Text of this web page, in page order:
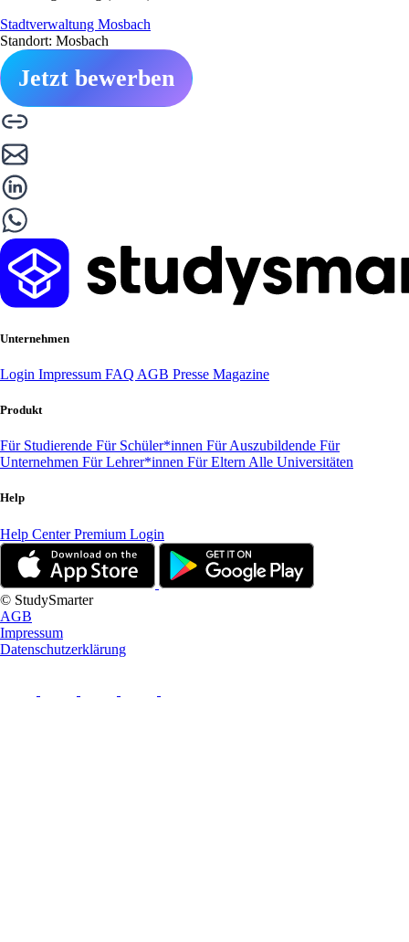
Stadtverwaltung Mosbach
Standort: Mosbach
Jetzt bewerben
Unternehmen
Login Impressum FAQ AGB Presse Magazine
Produkt
Für Studierende Für Schüler*innen Für Auszubildende Für
Unternehmen Für Lehrer*innen Für Eltern Alle Universitäten
Help
Help CenterPremium Login
© StudySmarter
AGB
Impressum
Datenschutzerklärung